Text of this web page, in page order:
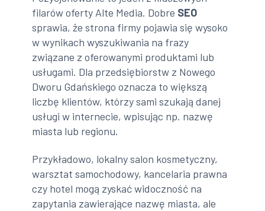
filarów oferty Alte Media. Dobre SEO
sprawia, że strona firmy pojawia się wysoko
w wynikach wyszukiwania na frazy
związane z oferowanymi produktami lub
usługami. Dla przedsiębiorstw z Nowego
Dworu Gdańskiego oznacza to większą
liczbę klientów, którzy sami szukają danej
usługi w internecie, wpisując np. nazwę
miasta lub regionu.
Przykładowo, lokalny salon kosmetyczny,
warsztat samochodowy, kancelaria prawna
czy hotel mogą zyskać widoczność na
zapytania zawierające nazwę miasta, ale